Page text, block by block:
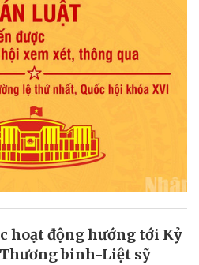
hoạt động hướng tới Kỷ
binh-Liệt sỹ